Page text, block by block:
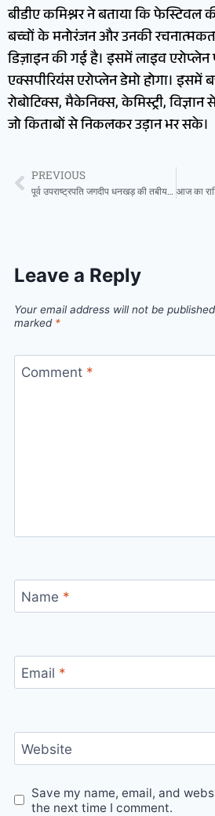
बीडीए कमिश्नर ने बताया कि फेस्टिवल
बच्चों के मनोरंजन और उनकी
डिज़ाइन की गई है। इसमें लाइव
एक्सपीरियंस एरोप्लेन डेमो होगा। इसमें
रोबोटिक्स, मैकेनिक्स, केमिस्ट्री,
जो किताबों से निकलकर उड़ान भर सके।
PREVIOUS
पूर्व उपराष्ट्रपति जगदीप धनखड़ की तबीयत बिगड़ी, दिल्ली AIIMS में कराया गया भर्ती
Leave a Reply
Your email address will not be
marked *
Comment *
Name *
Email *
Website
Save my name, email, and
the next time I comment.